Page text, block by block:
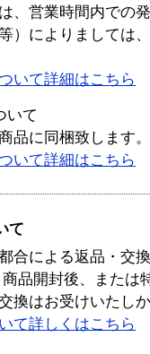
、営業時間内での
）によりましては
いて詳細はこちら
いて
品に同梱致します。
いて詳細はこちら
て
合による返品・交
商品開封後、または
換はお受けいたし
て詳しくはこちら